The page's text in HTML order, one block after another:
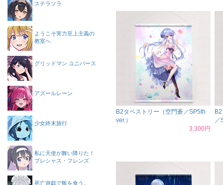
B2タペストリー（空門蒼／SP5th
ver.）
3,300円
／
ステラソラ
ようこそ実力至上主義の
教室へ
グリッドマン ユニバース
アズールレーン
少女終末旅行
私に天使が舞い降りた！
プレシャス・フレンズ
死亡遊戯で飯を食う。